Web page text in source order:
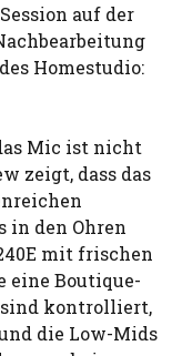
auf der
Homestudio:
Mic ist nicht
zeigt, dass das
in den Ohren
mit frischen
eine Boutique-
kontrolliert,
die Low-Mids